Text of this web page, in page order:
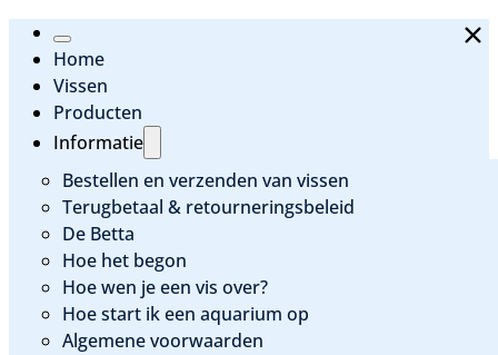
Home
Vissen
Producten
Informatie
Bestellen en verzenden van vissen
Terugbetaal & retourneringsbeleid
De Betta
Hoe het begon
Hoe wen je een vis over?
Hoe start ik een aquarium op
Algemene voorwaarden